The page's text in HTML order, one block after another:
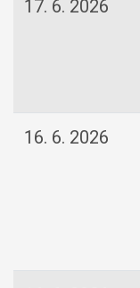
17. 6. 2026
16. 6. 2026